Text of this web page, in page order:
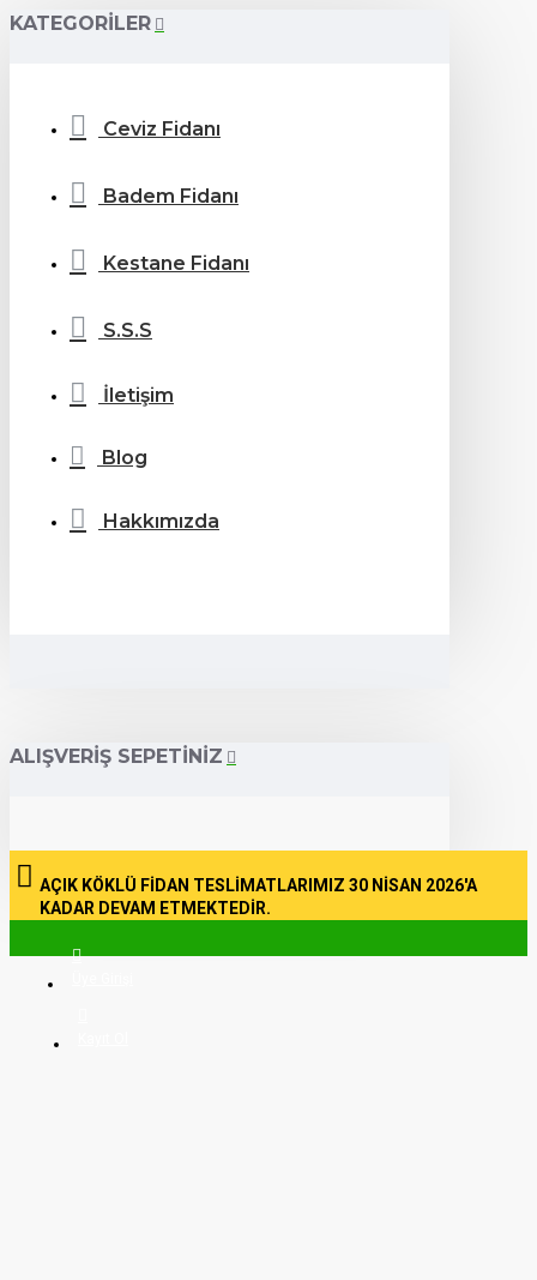
KATEGORILER
Ceviz Fidanı
Badem Fidanı
Kestane Fidanı
S.S.S
İletişim
Blog
Hakkımızda
ALIŞVERIŞ SEPETINIZ
AÇIK KÖKLÜ FİDAN TESLİMATLARIMIZ 30 NİSAN 2026'A
KADAR DEVAM ETMEKTEDİR.